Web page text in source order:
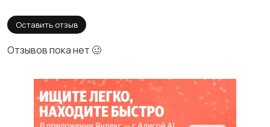
Оставить отзыв
Отзывов пока нет 🥴